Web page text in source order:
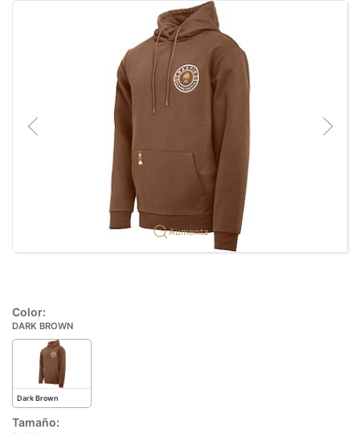
Aumenta
Color:
DARK BROWN
Dark Brown
Tamaño: